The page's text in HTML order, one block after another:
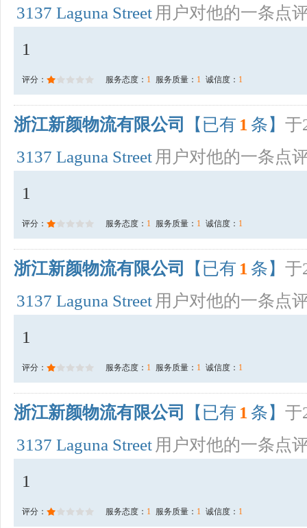
3137 Laguna Street 用户对他的一条点
1
评分： 服务态度： 1 服务质量： 1 诚信度： 1
浙江新颜物流有限公司 【已有 1 条】 于
3137 Laguna Street 用户对他的一条点
1
评分： 服务态度： 1 服务质量： 1 诚信度： 1
浙江新颜物流有限公司 【已有 1 条】 于
3137 Laguna Street 用户对他的一条点
1
评分： 服务态度： 1 服务质量： 1 诚信度： 1
浙江新颜物流有限公司 【已有 1 条】 于
3137 Laguna Street 用户对他的一条点
1
评分： 服务态度： 1 服务质量： 1 诚信度： 1